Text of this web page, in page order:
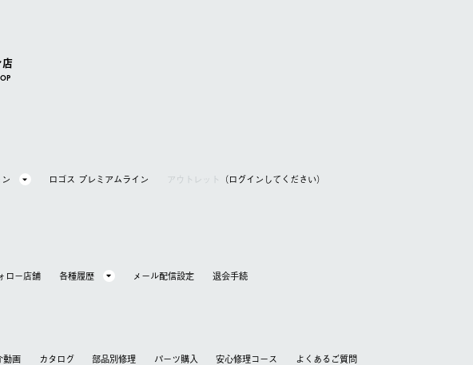
店
ロゴス プレミアムライン アウトレット （ログインしてください）
ロー店舗 各種履歴 メール配信設定 退会⼿続
動画 カタログ 部品別修理 パーツ購入 安心修理コース よくあるご質問